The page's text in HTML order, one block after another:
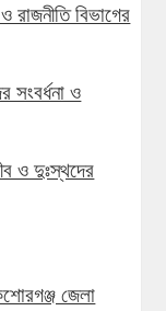
রাজনীতি বিভাগের
সংবর্ধনা ও
ও দুঃস্থদের
জেলা